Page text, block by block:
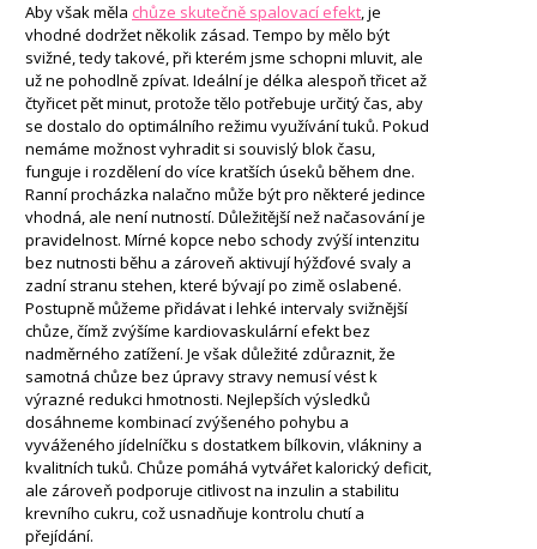
Aby však měla chůze skutečně spalovací efekt, je
vhodné dodržet několik zásad. Tempo by mělo být
svižné, tedy takové, při kterém jsme schopni mluvit, ale
už ne pohodlně zpívat. Ideální je délka alespoň třicet až
čtyřicet pět minut, protože tělo potřebuje určitý čas, aby
se dostalo do optimálního režimu využívání tuků. Pokud
nemáme možnost vyhradit si souvislý blok času,
funguje i rozdělení do více kratších úseků během dne.
Ranní procházka nalačno může být pro některé jedince
vhodná, ale není nutností. Důležitější než načasování je
pravidelnost. Mírné kopce nebo schody zvýší intenzitu
bez nutnosti běhu a zároveň aktivují hýžďové svaly a
zadní stranu stehen, které bývají po zimě oslabené.
Postupně můžeme přidávat i lehké intervaly svižnější
chůze, čímž zvýšíme kardiovaskulární efekt bez
nadměrného zatížení. Je však důležité zdůraznit, že
samotná chůze bez úpravy stravy nemusí vést k
výrazné redukci hmotnosti. Nejlepších výsledků
dosáhneme kombinací zvýšeného pohybu a
vyváženého jídelníčku s dostatkem bílkovin, vlákniny a
kvalitních tuků. Chůze pomáhá vytvářet kalorický deficit,
ale zároveň podporuje citlivost na inzulin a stabilitu
krevního cukru, což usnadňuje kontrolu chutí a
přejídání.